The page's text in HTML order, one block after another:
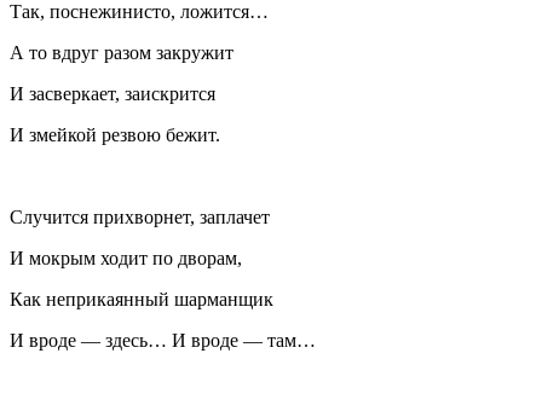
Так, поснежинисто, ложится…
А то вдруг разом закружит
И засверкает, заискрится
И змейкой резвою бежит.
Случится прихворнет, заплачет
И мокрым ходит по дворам,
Как неприкаянный шарманщик
И вроде — здесь… И вроде — там…